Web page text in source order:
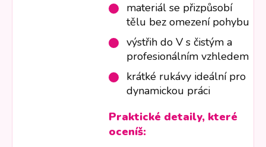
materiál se přizpůsobí
tělu bez omezení pohybu
výstřih do V s čistým a
profesionálním vzhledem
krátké rukávy ideální pro
dynamickou práci
Praktické detaily, které
oceníš: